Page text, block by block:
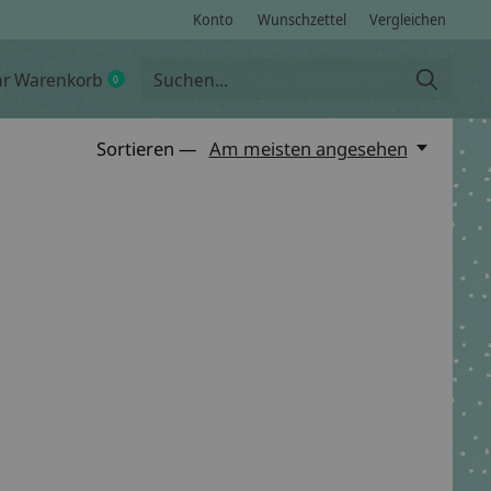
Konto Wunschzettel Vergleichen
Warenkorb 0items
Sortieren — Am meisten angesehen